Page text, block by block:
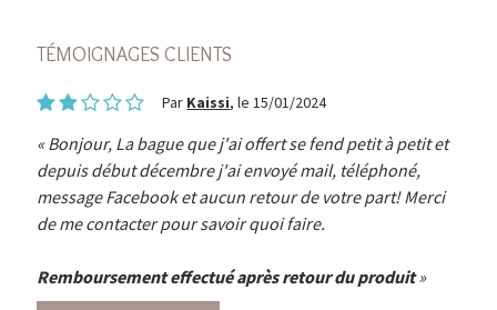
TÉMOIGNAGES CLIENTS
Par Kaissi, le 15/01/2024
Bonjour, La bague que j'ai offert se fend petit à petit et
depuis début décembre j'ai envoyé mail, téléphoné,
message Facebook et aucun retour de votre part! Merci
de me contacter pour savoir quoi faire.
Remboursement effectué après retour du produit